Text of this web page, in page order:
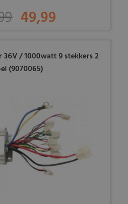
49,99
36V / 1000watt 9 stekkers 2
(9070065)